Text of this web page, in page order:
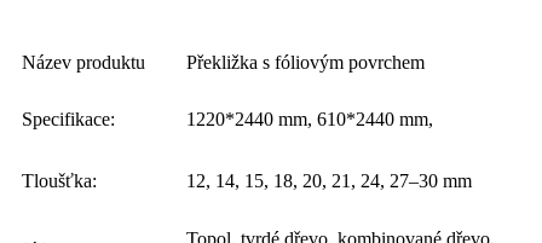
Název produktu Překližka s fóliovým povrchem
Specifikace: 1220*2440 mm, 610*2440 mm,
Tloušťka: 12, 14, 15, 18, 20, 21, 24, 27–30 mm